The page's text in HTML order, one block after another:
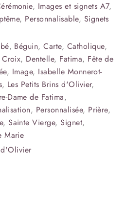
, Images et signets A7,
, Personnalisable, Signets
, Béguin,Carte, Catholique,
Croix, Dentelle, Fatima, Fête de
, Image, Isabelle Monnerot-
, Les Petits Brins d'Olivier,
Dame de Fatima,
, Personnalisée, Prière,
,Sainte Vierge,Signet,
Marie
d'Olivier